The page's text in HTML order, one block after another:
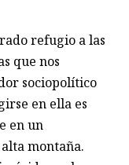
refugio a las
que nos
sociopolítico
en ella es
en un
montaña.